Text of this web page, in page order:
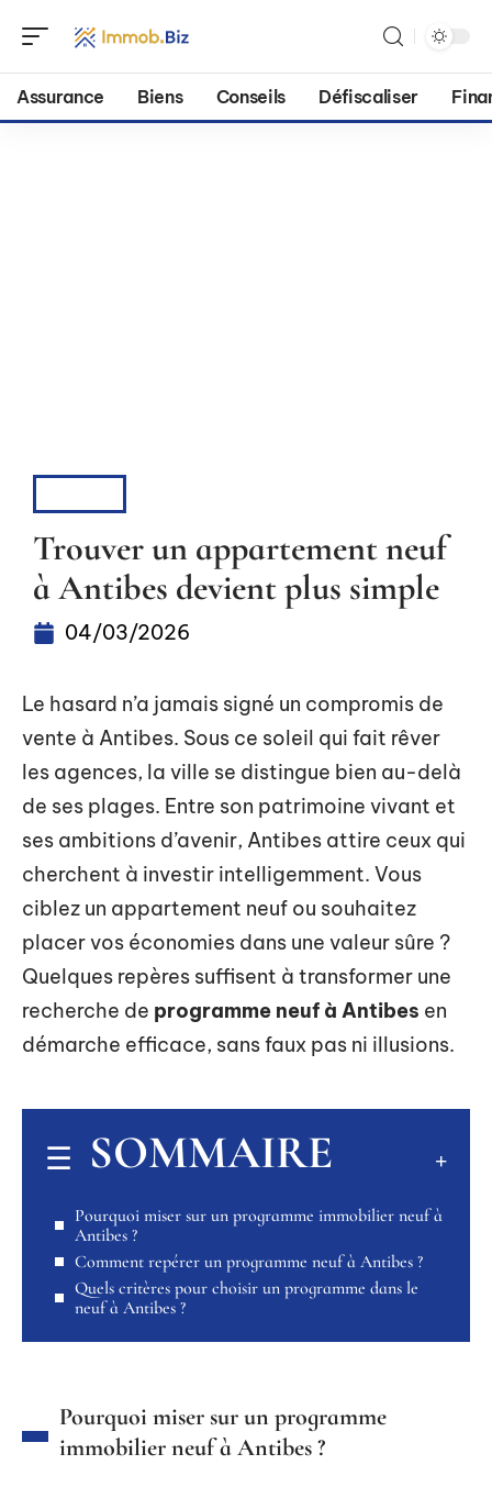
Assurance Biens Conseils Défiscaliser
Trouver un appartement neuf
à Antibes devient plus simple
04/03/2026
Le hasard n’a jamais signé un compromis de
vente à Antibes. Sous ce soleil qui fait rêver
les agences, la ville se distingue bien au-delà
de ses plages. Entre son patrimoine vivant et
ses ambitions d’avenir, Antibes attire ceux qui
cherchent à investir intelligemment. Vous
ciblez un appartement neuf ou souhaitez
placer vos économies dans une valeur sûre ?
Quelques repères suffisent à transformer une
recherche de programme neuf à Antibes en
démarche efficace, sans faux pas ni illusions.
SOMMAIRE
Pourquoi miser sur un programme immobilier neuf à
Antibes ?
Comment repérer un programme neuf à Antibes ?
Quels critères pour choisir un programme dans le
neuf à Antibes ?
Pourquoi miser sur un programme
immobilier neuf à Antibes ?